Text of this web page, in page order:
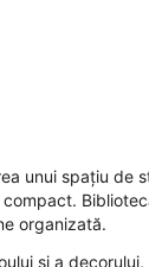
unui spațiu de
organizată.
și a